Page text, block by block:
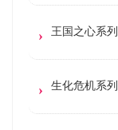
王国之心系列
生化危机系列